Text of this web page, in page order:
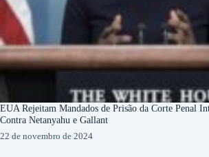
EUA Rejeitam Mandados de Prisão da Corte Penal
Contra Netanyahu e Gallant
22 de novembro de 2024